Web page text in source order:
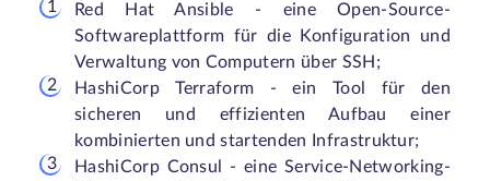
Red Hat Ansible - eine Open-Source-
Softwareplattform für die Konfiguration und
Verwaltung von Computern über SSH;
HashiCorp Terraform - ein Tool für den
sicheren und effizienten Aufbau einer
kombinierten und startenden Infrastruktur;
HashiCorp Consul - eine Service-Networking-